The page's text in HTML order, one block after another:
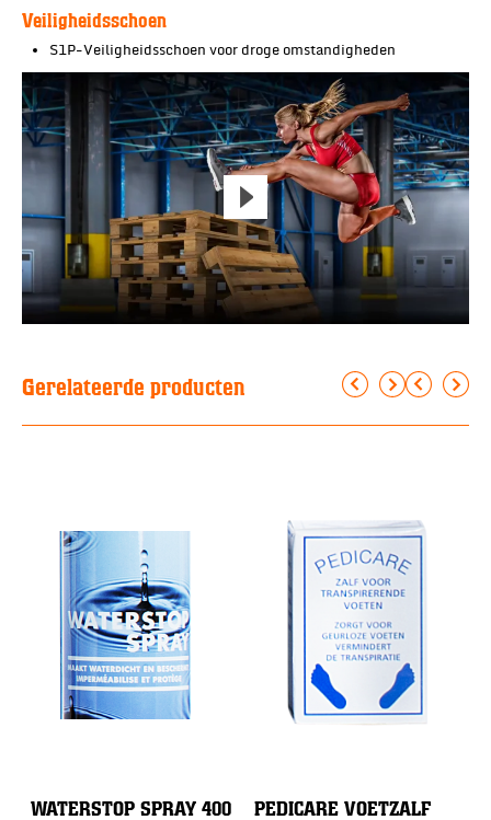
Veiligheidsschoen
S1P-Veiligheidsschoen voor droge omstandigheden
Gerelateerde producten
WATERSTOP SPRAY 400 PEDICARE VOETZALF